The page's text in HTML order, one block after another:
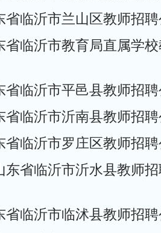
省临沂市兰山区教师招
省临沂市教育局直属学
省临沂市平邑县教师招
省临沂市沂南县教师招
省临沂市罗庄区教师招
东省临沂市沂水县教师
省临沂市临沭县教师招